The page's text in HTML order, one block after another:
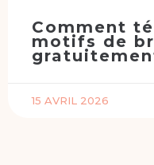
Comment
motifs de
15 AVRIL 2026